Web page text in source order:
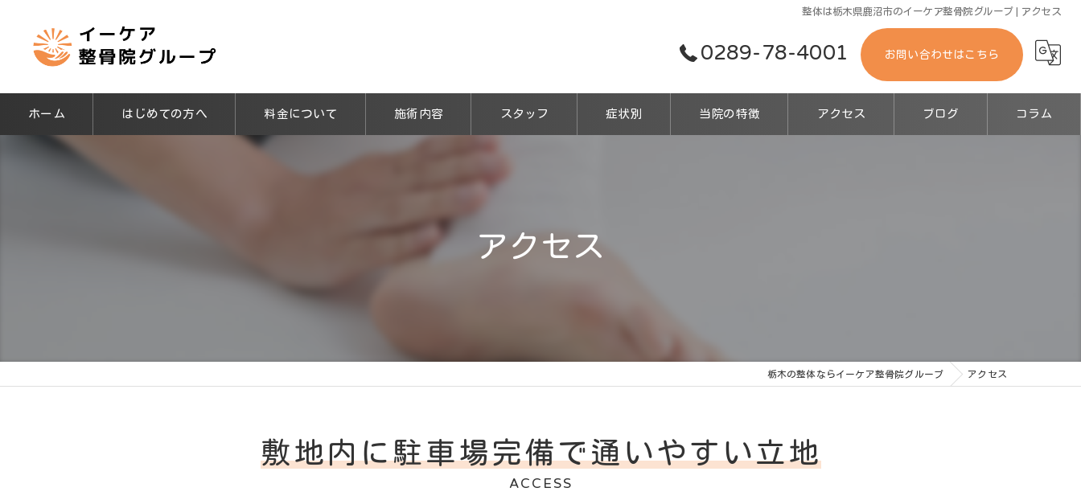
整体は栃木県鹿沼市のイーケア整骨院グループ | アクセス
0289-78-4001 お問い合わせはこちら
ホーム はじめての方へ 料金について 施術内容 スタッフ 症状別 当院の特徴 アクセス ブログ コラム
アクセス
栃木の整体ならイーケア整骨院グループ アクセス
敷地内に駐車場完備で通いやすい立地
ACCESS